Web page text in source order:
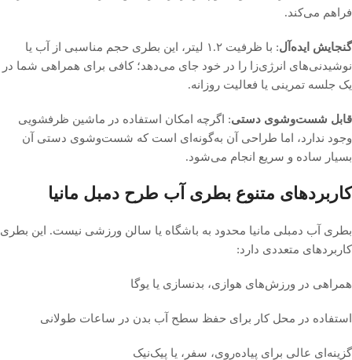
فراهم می‌کند.
گنجایش ایده‌آل
: با ظرفیت ۱.۲ لیتر، این بطری حجم مناسبی از آب یا
نوشیدنی‌های انرژی‌زا را در خود جای می‌دهد؛ کافی برای همراهی شما در
یک جلسه تمرینی یا فعالیت روزانه.
قابل شست‌وشوی دستی: اگرچه امکان استفاده در ماشین ظرفشویی
وجود ندارد، اما طراحی آن به‌گونه‌ای است که شست‌وشوی دستی آن
بسیار ساده و سریع انجام می‌شود.
کاربردهای متنوع بطری آب طرح دمبل مانیا
بطری آب دمبلی مانیا محدود به باشگاه یا سالن ورزشی نیست. این بطری
کاربردهای متعددی دارد:
همراهی در ورزش‌های هوازی، بدنسازی یا یوگا
استفاده در محل کار برای حفظ سطح آب بدن در ساعات طولانی
گزینه‌ای عالی برای پیاده‌روی، سفر، یا پیک‌نیک